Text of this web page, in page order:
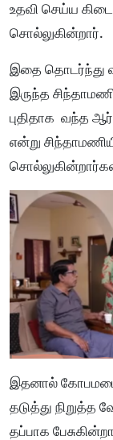
உதவி செய்ய
சொல்லுகின்றார்.
இதை தொடர்ந்து
இருந்த
புதிதாக வந்த
என்று
இதனால்
தடுத்து நிறுத்த
தப்பாக